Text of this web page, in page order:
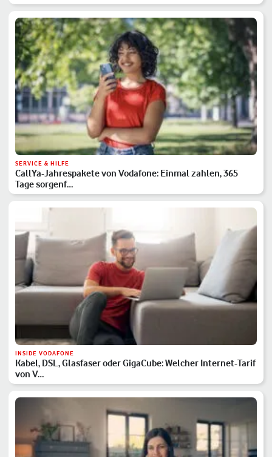
SERVICE & HILFE
CallYa-Jahrespakete von Vodafone: Einmal zahlen, 365
Tage sorgenf…
INSIDE VODAFONE
Kabel, DSL, Glasfaser oder GigaCube: Welcher Internet-Tarif
von V…